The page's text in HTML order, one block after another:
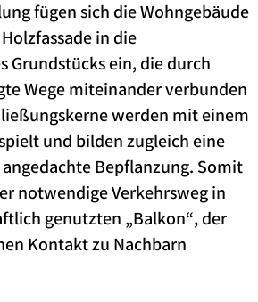
fügen sich die Wohngebäude
in die
Grundstücks ein, die durch
Wege miteinander verbunden
werden mit einem
und bilden zugleich eine
Bepflanzung. Somit
notwendige Verkehrsweg in
genutzten „Balkon“, der
Kontakt zu Nachbarn